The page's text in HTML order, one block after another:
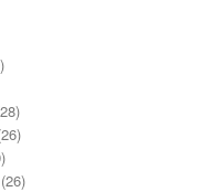
(26)